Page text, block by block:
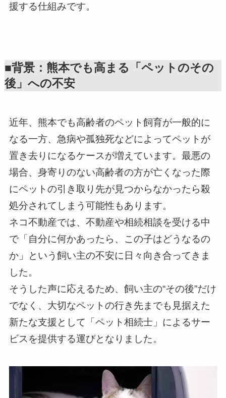
援する仕組みです。
■背景：熊本でも高まる「ペットのその
後」への不安
近年、熊本でも高齢者のペット飼育が一般的に
なる一方、急病や孤独死などによってペットが
置き去りになるケースが増えています。最悪の
場合、身寄りのない高齢者の方が亡くなった際
にペットの引き取り先が見つからなかったら殺
処分されてしまう可能性もあります。
ネコ不動産では、不動産や相続相談を受ける中
で「自分に何かあったら、この子はどうなるの
か」という飼い主の不安に日々向き合ってきま
した。
そうした声に応えるため、飼い主の“その後”だけ
でなく、大切なペットの行き先までも見据えた
新たな支援として「ペット相続士」によるサー
ビスを提供する運びとなりました。